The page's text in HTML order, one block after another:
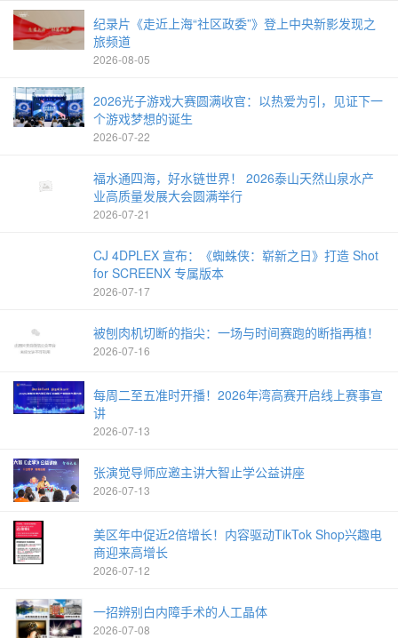
纪录片《走近上海“社区政委”》登上中央新影发现之
旅频道
2026-08-05
2026光子游戏大赛圆满收官：以热爱为引，见证下一
个游戏梦想的诞生
2026-07-22
福水通四海，好水链世界！ 2026泰山天然山泉水产
业高质量发展大会圆满举行
2026-07-21
CJ 4DPLEX 宣布：《蜘蛛侠：崭新之日》打造 Shot
for SCREENX 专属版本
2026-07-17
被刨肉机切断的指尖：一场与时间赛跑的断指再植！
2026-07-16
每周二至五准时开播！2026年湾高赛开启线上赛事宣
讲
2026-07-13
张演觉导师应邀主讲大智止学公益讲座
2026-07-13
美区年中促近2倍增长！内容驱动TikTok Shop兴趣电
商迎来高增长
2026-07-12
一招辨别白内障手术的人工晶体
2026-07-08